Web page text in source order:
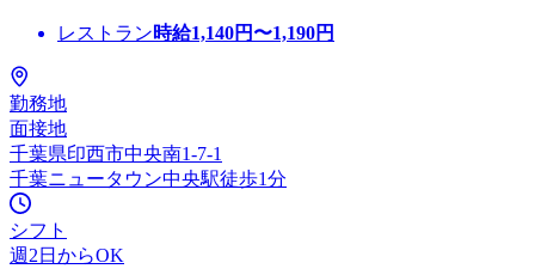
レストラン時給1,140円〜1,190円
勤務地
面接地
千葉県印西市中央南1-7-1
千葉ニュータウン中央駅徒歩1分
シフト
週2日からOK